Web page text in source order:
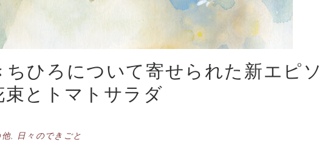
ちひろについて寄せられた新エピ
束とトマトサラダ
他 日々のできごと